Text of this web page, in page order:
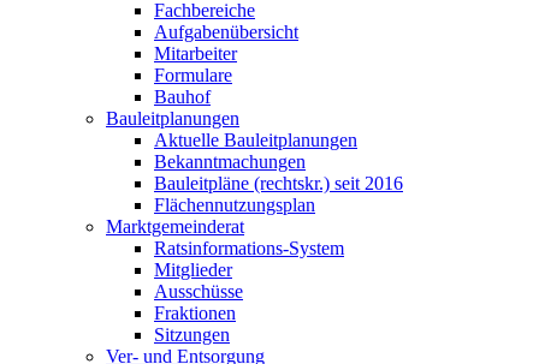
Fachbereiche
Aufgabenübersicht
Mitarbeiter
Formulare
Bauhof
Bauleitplanungen
Aktuelle Bauleitplanungen
Bekanntmachungen
Bauleitpläne (rechtskr.) seit 2016
Flächennutzungsplan
Marktgemeinderat
Ratsinformations-System
Mitglieder
Ausschüsse
Fraktionen
Sitzungen
Ver- und Entsorgung